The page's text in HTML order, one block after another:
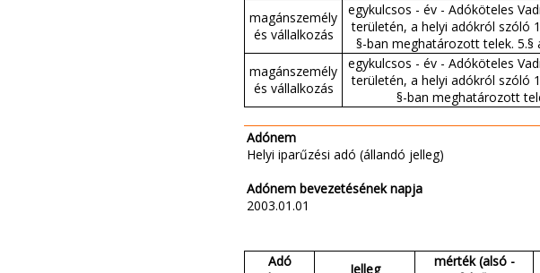
magánszemély
és vállalkozás
egykulcsos - év - Adóköteles
területén, a helyi adókról szóló
§-ban meghatározott telek. 5.§
magánszemély
és vállalkozás
egykulcsos - év - Adóköteles
területén, a helyi adókról szóló
§-ban meghatározott
Adónem
Helyi iparűzési adó (állandó jelleg)
Adónem bevezetésének napja
2003.01.01
Adó
Jelleg
mérték (alsó -